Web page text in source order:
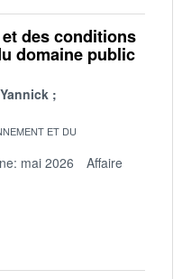
des conditions
domaine public
ET DU
mai 2026
Affaire